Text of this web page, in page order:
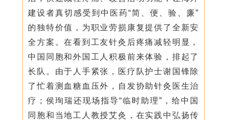
建设者真切感受到中医药“简、便、验、廉”
的独特价值，为职业劳损康复提供了全新安
全方案。在看到工友针灸后疼痛减轻明显，
中国同胞和外国工人积极前来体验，排起了
长队。由于人手紧张，医疗队护士谢国锋除
了忙着测血糖血压外，自发协助针灸医生治
疗；侯珣瑞还现场指导“临时助理”，给中国
同胞和当地工人教授艾灸，在实践中弘扬传